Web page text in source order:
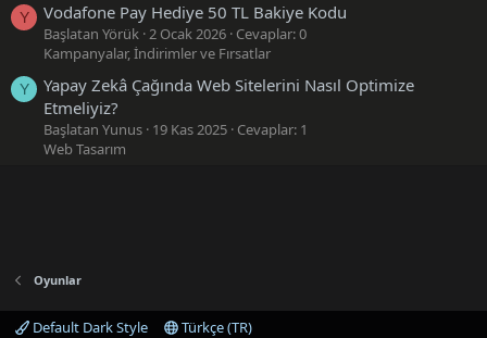
Y Vodafone Pay Hediye 50 TL Bakiye Kodu
Başlatan Yörük 2 Ocak 2026 Cevaplar: 0
Kampanyalar, İndirimler ve Fırsatlar
Y
Yapay Zekâ Çağında Web Sitelerini Nasıl Optimize
Etmeliyiz?
Başlatan Yunus 19 Kas 2025 Cevaplar: 1
Web Tasarım
Oyunlar
Default Dark Style Türkçe (TR)